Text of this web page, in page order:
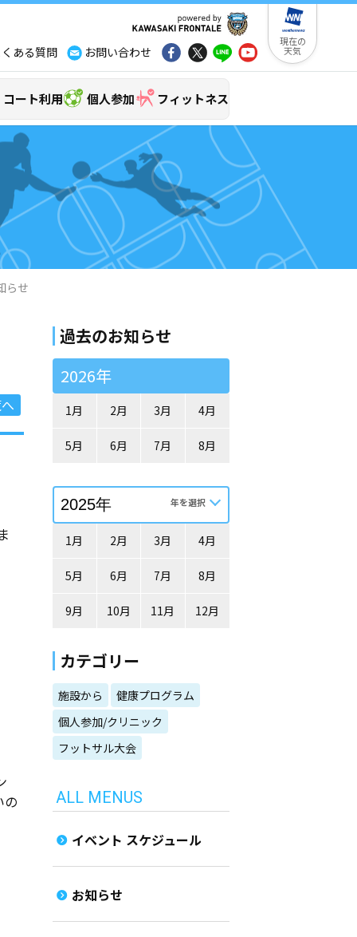
現在の
天気
ある質問 お問い合わせ
コート利用 個人参加 フィットネス
らせ
の
過去のお知らせ
2026年
1月 2月 3月 4月
5月 6月 7月 8月
1月 2月 3月 4月
5月 6月 7月 8月
9月 10月 11月 12月
カテゴリー
施設から
健康プログラム
個人参加/クリニック
フットサル大会
ALL MENUS
イベント スケジュール
お知らせ